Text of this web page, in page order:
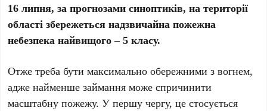
16 липня, за прогнозами синоптиків, на території
області збережеться надзвичайна пожежна
небезпека найвищого – 5 класу.
Отже треба бути максимально обережними з вогнем,
адже найменше займання може спричинити
масштабну пожежу. У першу чергу, це стосується